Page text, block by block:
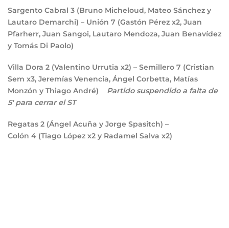
Sargento Cabral 3 (Bruno Micheloud, Mateo Sánchez y
Lautaro Demarchi) – Unión 7 (Gastón Pérez x2, Juan
Pfarherr, Juan Sangoi, Lautaro Mendoza, Juan Benavídez
y Tomás Di Paolo)
Villa Dora 2 (Valentino Urrutia x2) – Semillero 7 (Cristian
Sem x3, Jeremías Venencia, Ángel Corbetta, Matías
Monzón y Thiago André) Partido suspendido a falta de
5′ para cerrar el ST
Regatas 2 (Ángel Acuña y Jorge Spasitch) –
Colón 4 (Tiago López x2 y Radamel Salva x2)